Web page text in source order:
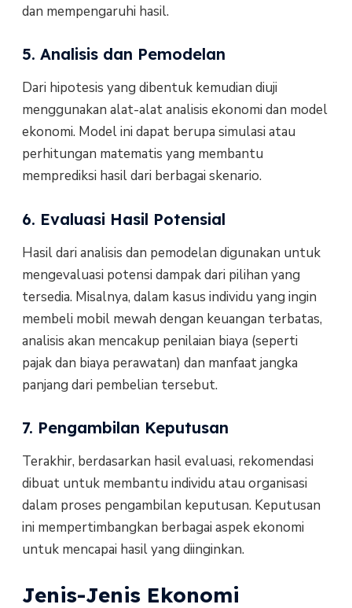
dan mempengaruhi hasil.
5. Analisis dan Pemodelan
Dari hipotesis yang dibentuk kemudian diuji
menggunakan alat-alat analisis ekonomi dan model
ekonomi. Model ini dapat berupa simulasi atau
perhitungan matematis yang membantu
memprediksi hasil dari berbagai skenario.
6. Evaluasi Hasil Potensial
Hasil dari analisis dan pemodelan digunakan untuk
mengevaluasi potensi dampak dari pilihan yang
tersedia. Misalnya, dalam kasus individu yang ingin
membeli mobil mewah dengan keuangan terbatas,
analisis akan mencakup penilaian biaya (seperti
pajak dan biaya perawatan) dan manfaat jangka
panjang dari pembelian tersebut.
7. Pengambilan Keputusan
Terakhir, berdasarkan hasil evaluasi, rekomendasi
dibuat untuk membantu individu atau organisasi
dalam proses pengambilan keputusan. Keputusan
ini mempertimbangkan berbagai aspek ekonomi
untuk mencapai hasil yang diinginkan.
Jenis-Jenis Ekonomi